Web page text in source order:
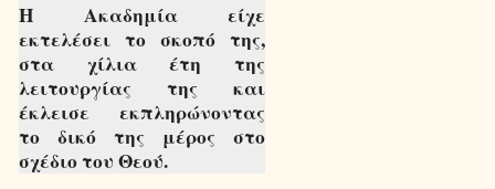
Η Ακαδημία είχε
εκτελέσει το σκοπό της,
στα χίλια έτη της
λειτουργίας της και
έκλεισε εκπληρώνοντας
το δικό της μέρος στο
σχέδιο του Θεού.